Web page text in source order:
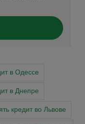
в Одессе
в Днепре
кредит во Львове